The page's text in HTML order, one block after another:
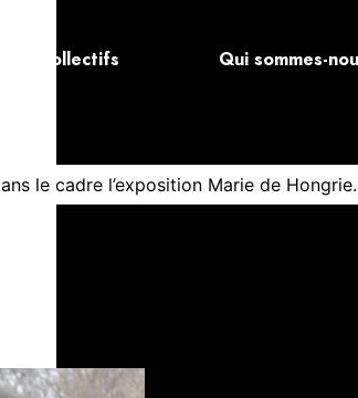
et collectifs Qui sommes-
le cadre l’exposition Marie de